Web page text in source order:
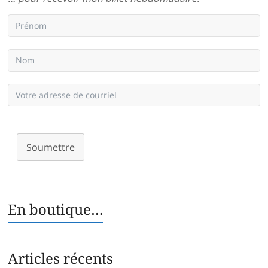
Soumettre
En boutique…
Articles récents